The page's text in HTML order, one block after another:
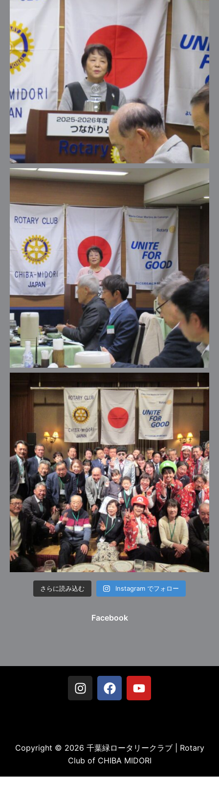
さらに読み込む Instagram でフォロー
Facebook
Copyright © 2026 千葉緑ロータリークラブ | Rotary
Club of CHIBA MIDORI